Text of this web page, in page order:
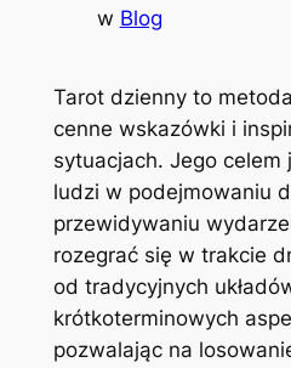
w Blog
Tarot dzienny to
cenne wskazówki i
sytuacjach. Jego celem
ludzi w podejmowaniu
przewidywaniu
rozegrać się w trakcie
od tradycyjnych
krótkoterminowych
pozwalając na